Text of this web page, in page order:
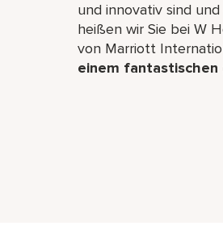
und innovativ sind
heißen wir Sie bei W
von Marriott
einem fantastischen